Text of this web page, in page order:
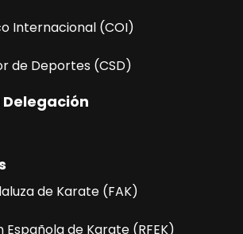
Internacional (COI)
de Deportes (CSD)
de Karate (FAK)
Española de Karate (RFEK)